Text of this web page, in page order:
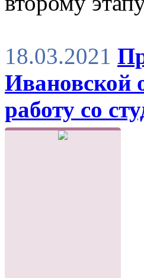
18.03.2021
Ивановской
работу со